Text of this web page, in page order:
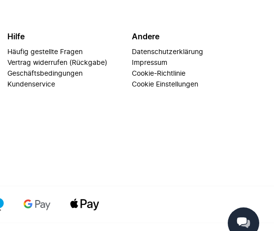
Hilfe
Häufig gestellte Fragen
Vertrag widerrufen (Rückgabe)
Geschäftsbedingungen
Kundenservice
Andere
Datenschutzerklärung
Impressum
Cookie-Richtlinie
Cookie Einstellungen